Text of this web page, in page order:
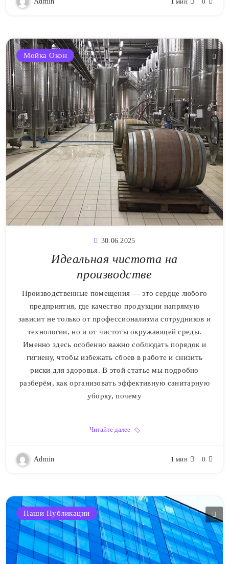
Мойка Окон
30.06.2025
Идеальная чистота на
производстве
Производственные помещения — это сердце любого
предприятия, где качество продукции напрямую
зависит не только от профессионализма сотрудников и
технологии, но и от чистоты окружающей среды.
Именно здесь особенно важно соблюдать порядок и
гигиену, чтобы избежать сбоев в работе и снизить
риски для здоровья. В этой статье мы подробно
разберём, как организовать эффективную санитарную
уборку, почему
Читайте далее
Admin 1 мин 0
Наши Публикации